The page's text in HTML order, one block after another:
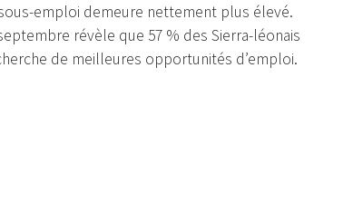
emploi demeure nettement plus élevé.
révèle que 57 % des Sierra-léonais
de meilleures opportunités d’emploi.